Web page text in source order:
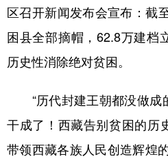
区召开新闻发布会宣布：截
困县全部摘帽，62.8万建档
历史性消除绝对贫困。
“历代封建王朝都没做成
干成了！西藏告别贫困的历
带领西藏各族人民创造辉煌